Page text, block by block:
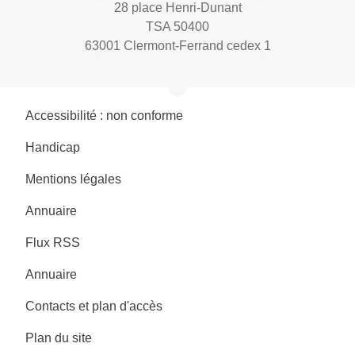
28 place Henri-Dunant
TSA 50400
63001 Clermont-Ferrand cedex 1
Accessibilité : non conforme
Handicap
Mentions légales
Annuaire
Flux RSS
Annuaire
Contacts et plan d'accès
Plan du site